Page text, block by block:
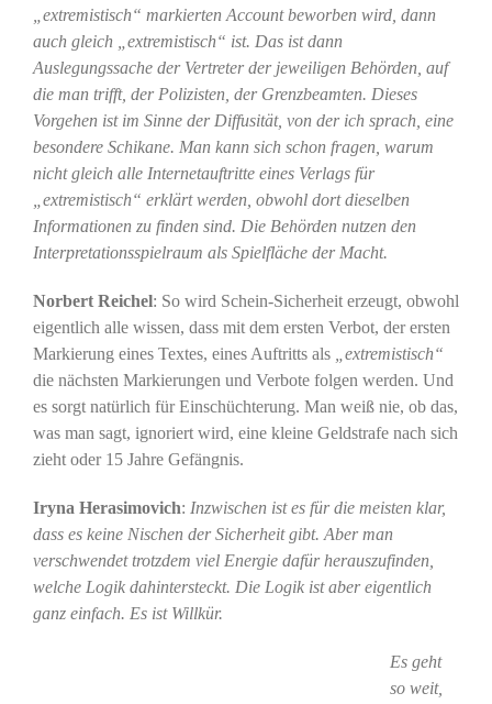
„extremistisch“ markierten Account beworben wird, dann
auch gleich „extremistisch“ ist. Das ist dann
Auslegungssache der Vertreter der jeweiligen Behörden, auf
die man trifft, der Polizisten, der Grenzbeamten. Dieses
Vorgehen ist im Sinne der Diffusität, von der ich sprach, eine
besondere Schikane. Man kann sich schon fragen, warum
nicht gleich alle Internetauftritte eines Verlags für
„extremistisch“ erklärt werden, obwohl dort dieselben
Informationen zu finden sind. Die Behörden nutzen den
Interpretationsspielraum als Spielfläche der Macht.
Norbert Reichel: So wird Schein-Sicherheit erzeugt, obwohl
eigentlich alle wissen, dass mit dem ersten Verbot, der ersten
Markierung eines Textes, eines Auftritts als
„extremistisch“
die nächsten Markierungen und Verbote folgen werden. Und
es sorgt natürlich für Einschüchterung. Man weiß nie, ob das,
was man sagt, ignoriert wird, eine kleine Geldstrafe nach sich
zieht oder 15 Jahre Gefängnis.
Iryna Herasimovich: Inzwischen ist es für die meisten klar,
dass es keine Nischen der Sicherheit gibt. Aber man
verschwendet trotzdem viel Energie dafür herauszufinden,
welche Logik dahintersteckt. Die Logik ist aber eigentlich
ganz einfach. Es ist Willkür.
Es geht
so weit,